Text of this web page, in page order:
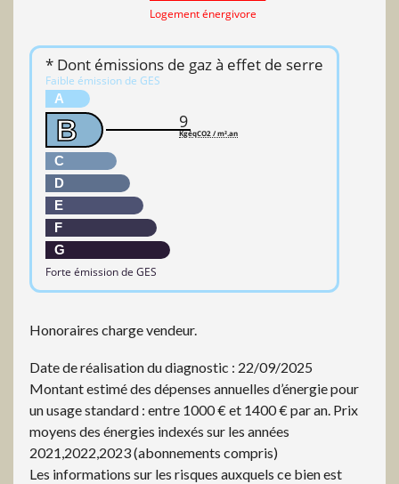
Logement énergivore
* Dont émissions de gaz à effet de serre
Faible émission de GES
A
B
C
D
E
F
G
Forte émission de GES
9
KgéqCO2 / m².an
Honoraires charge vendeur.
Date de réalisation du diagnostic : 22/09/2025
Montant estimé des dépenses annuelles d’énergie pour
un usage standard : entre 1000 € et 1400 € par an. Prix
moyens des énergies indexés sur les années
2021,2022,2023 (abonnements compris)
Les informations sur les risques auxquels ce bien est